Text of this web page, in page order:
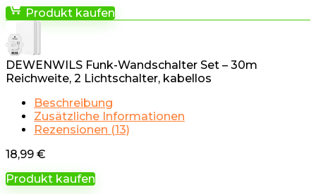
Produkt kaufen
DEWENWILS Funk-Wandschalter Set – 30m
Reichweite, 2 Lichtschalter, kabellos
Beschreibung
Zusätzliche Informationen
Rezensionen (13)
18,99 €
Produkt kaufen